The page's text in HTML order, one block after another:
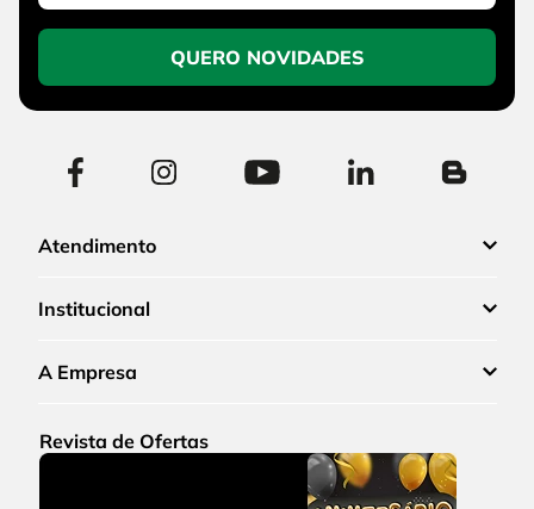
QUERO NOVIDADES
Atendimento
Institucional
A Empresa
Revista de Ofertas